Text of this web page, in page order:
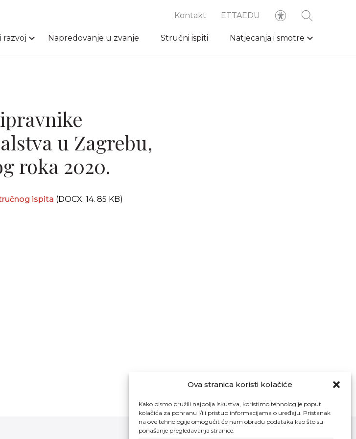
Ova stranica koristi kolačiće
Kako bismo pružili najbolja iskustva, koristimo tehnologije poput
kolačića za pohranu i/ili pristup informacijama o uređaju. Pristanak
na ove tehnologije omogućit će nam obradu podataka kao što su
ponašanje pregledavanja stranice.
Kontakt ETTAEDU
razvoj Napredovanje u zvanje Stručni ispiti Natjecanja i smotre
u Zagrebu,
roka 2020.
ispita (DOCX: 14. 85 KB)